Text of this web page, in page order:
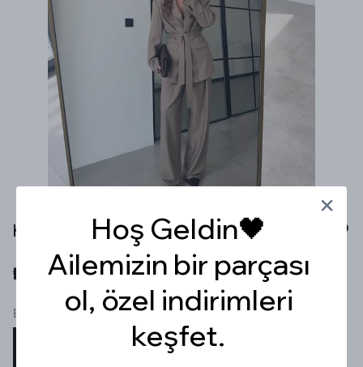
KUŞAKLI CEKET TASARIM PANTOLON TAKIM
₺ 2,299.99
Beden
Hoş Geldin🖤
Ailemizin bir parçası
ol, özel indirimleri
keşfet.